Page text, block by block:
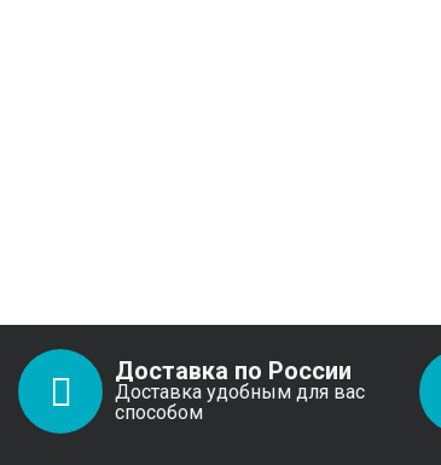
Доставка по России
Доставка удобным для вас
способом